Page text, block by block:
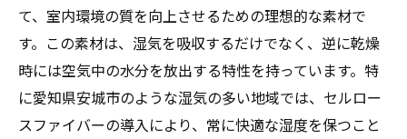
て、室内環境の質を向上させるための理想的な素材で
す。この素材は、湿気を吸収するだけでなく、逆に乾燥
時には空気中の水分を放出する特性を持っています。特
に愛知県安城市のような湿気の多い地域では、セルロー
スファイバーの導入により、常に快適な湿度を保つこと